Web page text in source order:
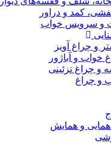
کمد و دراور
و سرویس خواب
و چراغ آویز
خواب و آباژور
و چراغ تزئینی
و چراغ
و همایش